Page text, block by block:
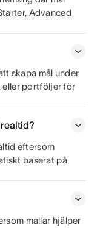
Advanced
skapa mål under
eller portföljer för
eftersom
baserat på
mallar hjälper